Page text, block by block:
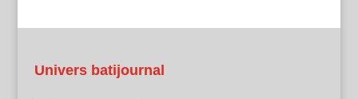
Univers batijournal